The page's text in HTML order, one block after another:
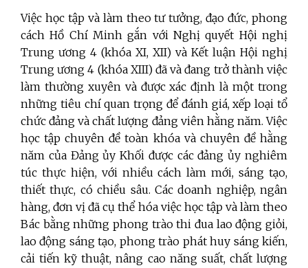
Việc học tập và làm theo tư tưởng, đạo đức, phong
cách Hồ Chí Minh gắn với Nghị quyết Hội nghị
Trung ương 4 (khóa XI, XII) và Kết luận Hội nghị
Trung ương 4 (khóa XIII) đã và đang trở thành việc
làm thường xuyên và được xác định là một trong
những tiêu chí quan trọng để đánh giá, xếp loại tổ
chức đảng và chất lượng đảng viên hằng năm. Việc
học tập chuyên đề toàn khóa và chuyên đề hằng
năm của Đảng ủy Khối được các đảng ủy nghiêm
túc thực hiện, với nhiều cách làm mới, sáng tạo,
thiết thực, có chiều sâu. Các doanh nghiệp, ngân
hàng, đơn vị đã cụ thể hóa việc học tập và làm theo
Bác bằng những phong trào thi đua lao động giỏi,
lao động sáng tạo, phong trào phát huy sáng kiến,
cải tiến kỹ thuật, nâng cao năng suất, chất lượng